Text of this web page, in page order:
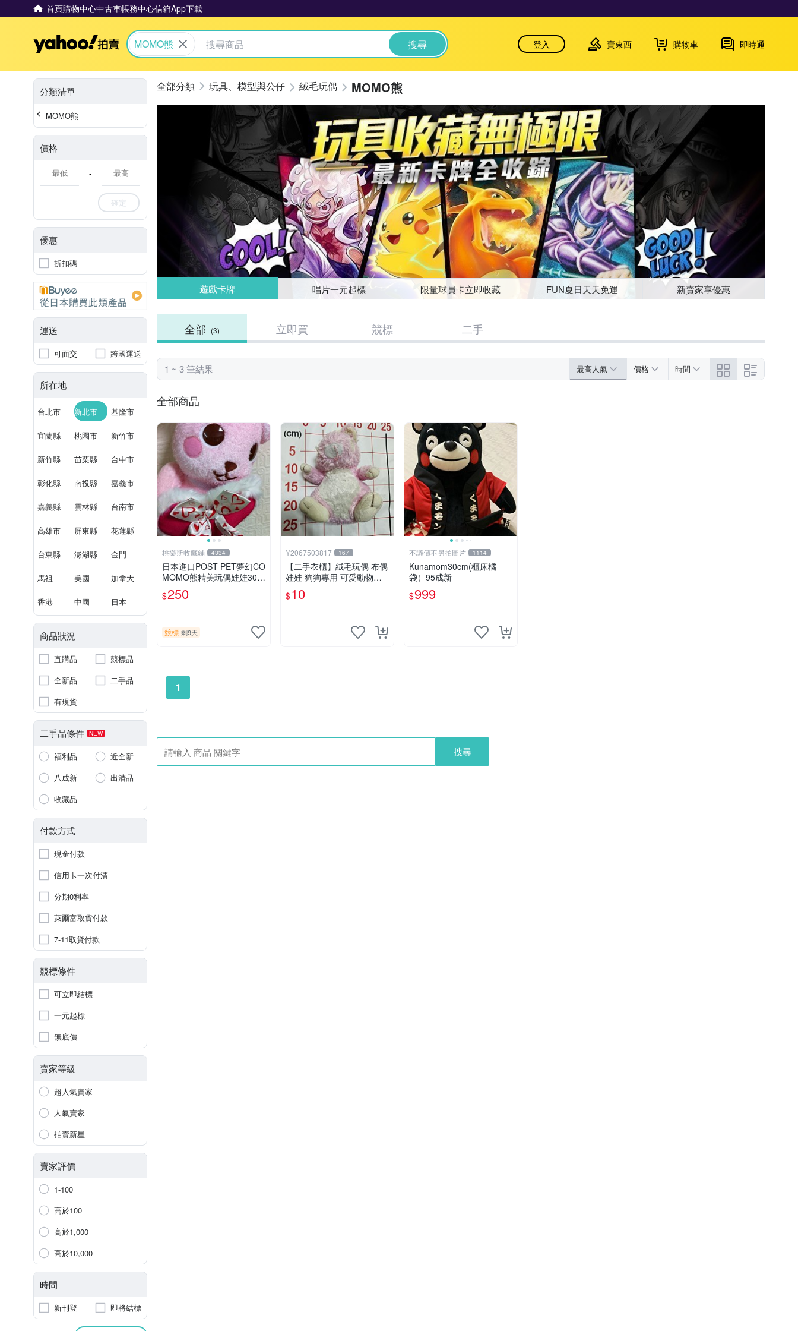
首頁購物中心中古車帳務中心信箱App下載
Yahoo拍賣
MOMO熊 搜尋 登入 賣東西 購物車 即時通
分類清單
MOMO熊
價格
-
確定
優惠
折扣碼
運送
可面交 跨國運送
所在地
台北市 新北市 基隆市
宜蘭縣 桃園市 新竹市
新竹縣 苗栗縣 台中市
彰化縣 南投縣 嘉義市
嘉義縣 雲林縣 台南市
高雄市 屏東縣 花蓮縣
台東縣 澎湖縣 金門
馬祖 美國 加拿大
香港 中國 日本
商品狀況
直購品
競標品
全新品
二手品
有現貨
二手品條件 NEW
福利品
近全新
八成新
出清品
收藏品
付款方式
現金付款
信用卡一次付清
分期0利率
萊爾富取貨付款
7-11取貨付款
競標條件
可立即結標
一元起標
無底價
賣家等級
超人氣賣家
人氣賣家
拍賣新星
賣家評價
1-100
高於100
高於1,000
高於10,000
時間
新刊登 即將結標
玩具、模型與公仔 絨毛玩偶 MOMO熊
遊戲卡牌 唱片一元起標 限量球員卡立即收藏 FUN夏日天天免運 新賣家享優惠
全部 (3) 立即買 競標 二手
1 ~ 3 筆結果 最高人氣 價格 時間
全部商品
桃樂斯收藏鋪 4334
日本進口POST PET夢幻CO
MOMO熊精美玩偶娃娃30c
m
$250
競標 剩9天
Y2067503817 167
【二手衣櫃】絨毛玩偶 布偶
娃娃 狗狗專用 可愛動物系
列 耐咬耐磨玩具 玩偶 粉紅
熊寵物玩具 1120929
$10
不議價不另拍圖片 1114
Kunamom30cm(櫃床橘
袋）95成新
$999
1
搜尋